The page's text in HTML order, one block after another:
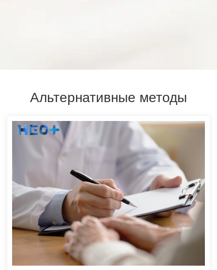
Альтернативные методы